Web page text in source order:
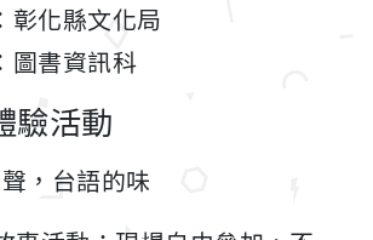
彰化縣文化局
圖書資訊科
驗活動
，台語的味